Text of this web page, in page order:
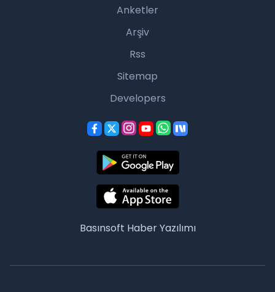
Anketler
Arşiv
Rss
Sitemap
Developers
Basınsoft Haber Yazılımı